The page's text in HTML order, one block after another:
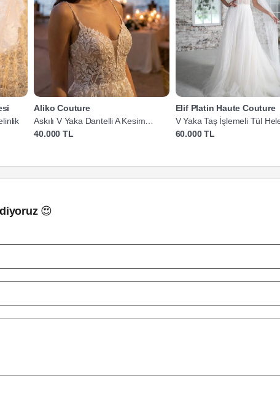
Aliko Couture
Askılı V Yaka Dantelli A Kesim
Gelinlik
40.000 TL
Elif Platin Haute Couture
V Yaka Taş İşlemeli Tül
Gelinlik
60.000 TL
😍